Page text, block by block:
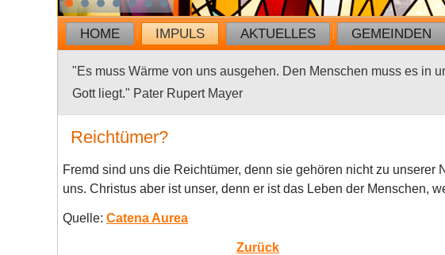
HOME IMPULS AKTUELLES GEMEINDEN
"Es muss Wärme von uns ausgehen. Den Menschen muss es in
Gott liegt." Pater Rupert Mayer
Reichtümer?
Fremd sind uns die Reichtümer, denn sie gehören nicht zu
uns. Christus aber ist unser, denn er ist das Leben der Menschen,
Quelle: Catena Aurea
Zurück